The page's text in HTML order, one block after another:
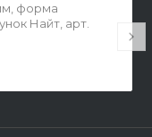
форма
Найт, арт.